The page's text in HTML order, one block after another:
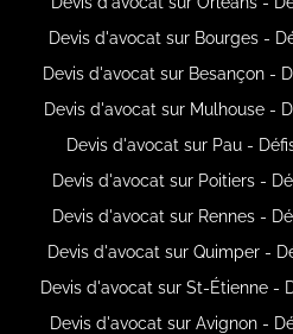
Devis d'avocat sur Bourges -
Devis d'avocat sur Besançon -
Devis d'avocat sur Mulhouse -
Devis d'avocat sur Pau -
Devis d'avocat sur Poitiers -
Devis d'avocat sur Rennes -
Devis d'avocat sur Quimper -
Devis d'avocat sur St-Étienne -
Devis d'avocat sur Avignon -